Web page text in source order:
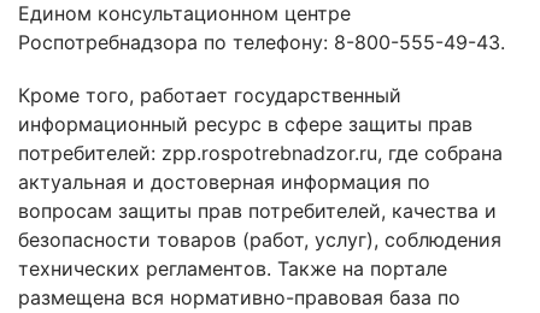
Едином консультационном центре
Роспотребнадзора по телефону: 8-800-555-49-43.
Кроме того, работает государственный
информационный ресурс в сфере защиты прав
потребителей: zpp.rospotrebnadzor.ru, где собрана
актуальная и достоверная информация по
вопросам защиты прав потребителей, качества и
безопасности товаров (работ, услуг), соблюдения
технических регламентов. Также на портале
размещена вся нормативно-правовая база по